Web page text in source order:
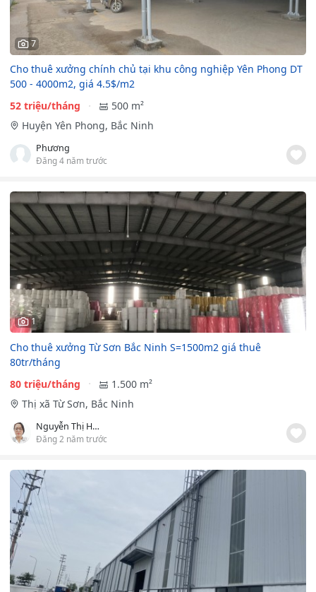
7
Cho thuê xưởng chính chủ tại khu công nghiệp Yên Phong DT
500 - 4000m2, giá 4.5$/m2
52 triệu/tháng
500 m²
Huyện Yên Phong, Bắc Ninh
Phương
Đăng 4 năm trước
1
Cho thuê xưởng Từ Sơn Bắc Ninh S=1500m2 giá thuê
80tr/tháng
80 triệu/tháng
1.500 m²
Thị xã Từ Sơn, Bắc Ninh
Nguyễn Thị Hạnh
Đăng 2 năm trước